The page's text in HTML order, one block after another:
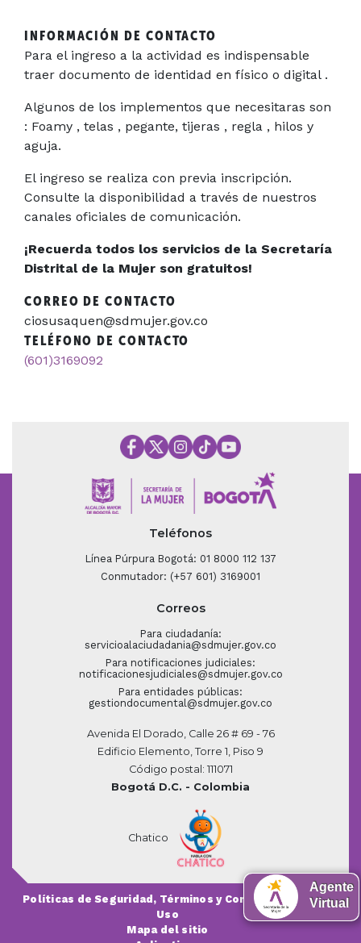
INFORMACIÓN DE CONTACTO
Para el ingreso a la actividad es indispensable
traer documento de identidad en físico o digital .
Algunos de los implementos que necesitaras son
: Foamy , telas , pegante, tijeras , regla , hilos y
aguja.
El ingreso se realiza con previa inscripción.
Consulte la disponibilidad a través de nuestros
canales oficiales de comunicación.
¡Recuerda todos los servicios de la Secretaría
Distrital de la Mujer son gratuitos!
CORREO DE CONTACTO
ciosusaquen@sdmujer.gov.co
TELÉFONO DE CONTACTO
(601)3169092
Teléfonos
Línea Púrpura Bogotá: 01 8000 112 137
Conmutador: (+57 601) 3169001
Correos
Para ciudadanía:
servicioalaciudadania@sdmujer.gov.co
Para notificaciones judiciales:
notificacionesjudiciales@sdmujer.gov.co
Para entidades públicas:
gestiondocumental@sdmujer.gov.co
Avenida El Dorado, Calle 26 # 69 - 76
Edificio Elemento, Torre 1, Piso 9
Código postal: 111071
Bogotá D.C. - Colombia
Chatico
Políticas de Seguridad, Términos y Condiciones de
Uso
Mapa del sitio
Agente
Virtual